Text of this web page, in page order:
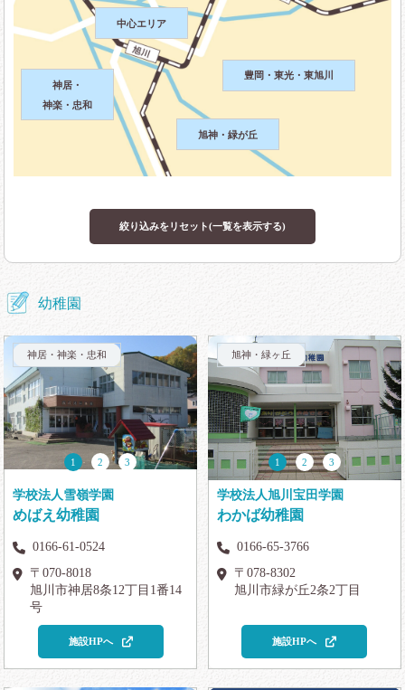
中心エリア
豊岡・東光・東旭川
旭神・緑が丘
神居・
神楽・忠和
絞り込みをリセット(一覧を表示する)
幼稚園
神居・神楽・忠和
1 2 3
学校法人雪嶺学園
めばえ幼稚園
0166-61-0524
〒070-8018
旭川市神居8条12丁目1番14
号
施設HPへ
旭神・緑ヶ丘
1 2 3
学校法人旭川宝田学園
わかば幼稚園
0166-65-3766
〒078-8302
旭川市緑が丘2条2丁目
施設HPへ